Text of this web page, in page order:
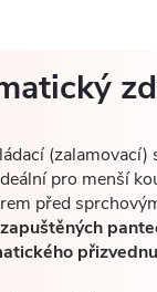
(zalamovací)
pro menší
před